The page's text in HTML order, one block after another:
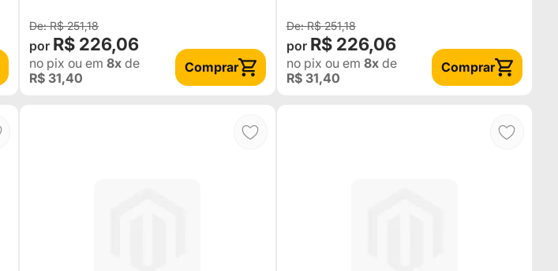
R$ 251,18
R$ 226,06
no pix ou em8x de
R$ 31,40
Comprar
R$ 251,18
R$ 226,06
no pix ou em 8xde
R$ 31,40
Comprar